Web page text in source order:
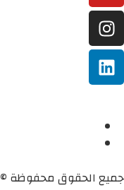
جميع الحقوق محفوظة © 2024